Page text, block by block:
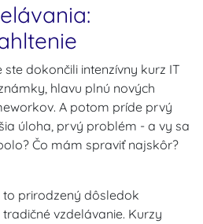
ste dokončili intenzívny kurz IT
hlavu plnú nových
A potom príde prvý
úloha, prvý problém - a vy sa
Čo mám spraviť najskôr?
to prirodzený dôsledok
vzdelávanie. Kurzy